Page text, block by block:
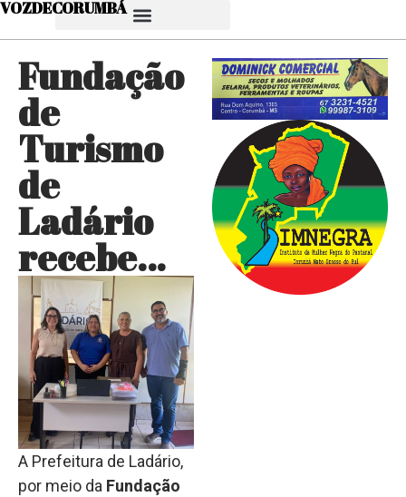
VOZDECORUMBÁ
Fundação
de
Turismo
de
Ladário
recebe…
A Prefeitura de Ladário,
por meio da Fundação